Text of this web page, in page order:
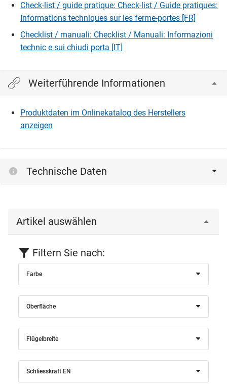
Check-list / guide pratique: Check-list / Guide pratiques:
Informations techniques sur les ferme-portes [FR]
Checklist / manuali: Checklist / Manuali: Informazioni
technic e sui chiudi porta [IT]
Weiterführende Informationen
Produktdaten im Onlinekatalog des Herstellers
anzeigen
Technische Daten
Artikel auswählen
Filtern Sie nach:
Farbe
Oberfläche
Flügelbreite
Schliesskraft EN